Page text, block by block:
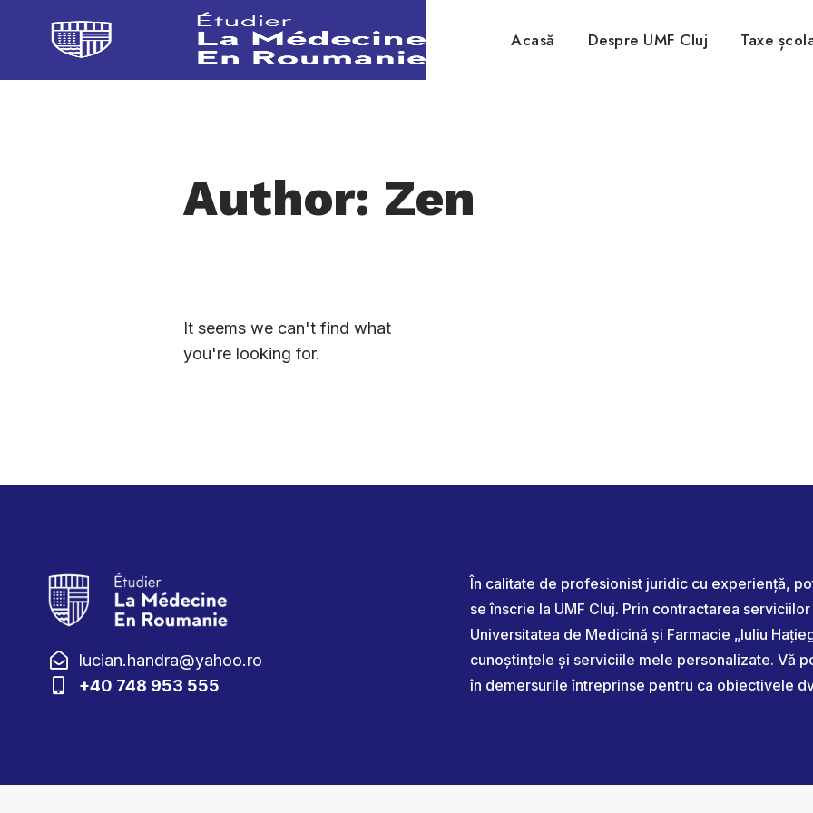
Acasă Despre UMF Cluj Taxe
Author: Zen
It seems we can't find what
you're looking for.
lucian.handra@yahoo.ro
+40 748 953 555
În calitate de profesionist juridic cu experiență,
se înscrie la UMF Cluj. Prin contractarea
Universitatea de Medicină și Farmacie „Iuliu
cunoștințele și serviciile mele personalizate. Vă
în demersurile întreprinse pentru ca obiectivele